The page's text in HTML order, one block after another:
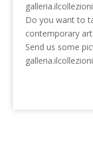
Do you want to
contemporary
Send us some